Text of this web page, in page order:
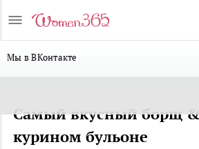
Мы в ВКонтакте
Самый вкусный борщ
курином бульоне